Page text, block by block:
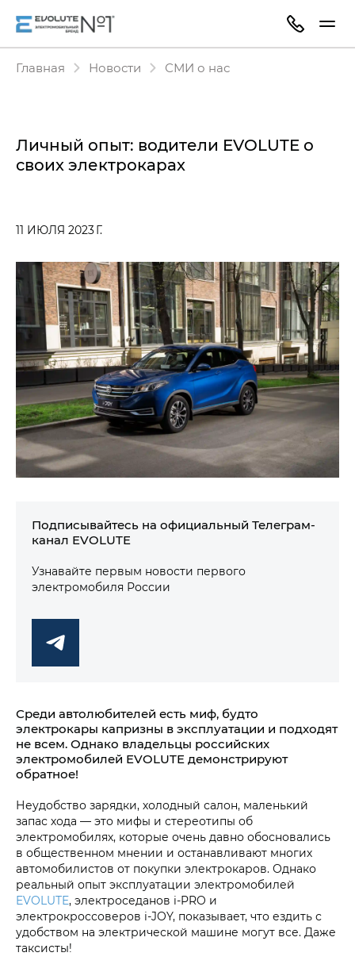
Главная Новости СМИ о нас
Личный опыт: водители EVOLUTE о
своих электрокарах
11 ИЮЛЯ 2023 Г.
Подписывайтесь на официальный Телеграм-
канал EVOLUTE
Узнавайте первым новости первого
электромобиля России
Среди автолюбителей есть миф, будто
электрокары капризны в эксплуатации и подходят
не всем. Однако владельцы российских
электромобилей EVOLUTE демонстрируют
обратное!
Неудобство зарядки, холодный салон, маленький
запас хода — это мифы и стереотипы об
электромобилях, которые очень давно обосновались
в общественном мнении и останавливают многих
автомобилистов от покупки электрокаров. Однако
реальный опыт эксплуатации электромобилей
EVOLUTE, электроседанов i‑PRO и
электрокроссоверов i‑JOY, показывает, что ездить с
удобством на электрической машине могут все. Даже
таксисты!